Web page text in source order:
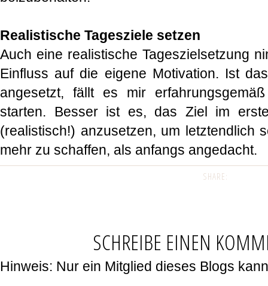
Realistische Tagesziele setzen
Auch eine realistische Tageszielsetzung
Einfluss auf die eigene Motivation. Ist
angesetzt, fällt es mir
starten. Besser ist es, das Ziel im
(realistisch!) anzusetzen, um letztendlich
mehr zu schaffen, als anfangs angedacht.
SHARE:
SCHREIBE EINEN
Hinweis: Nur ein Mitglied dieses Blogs